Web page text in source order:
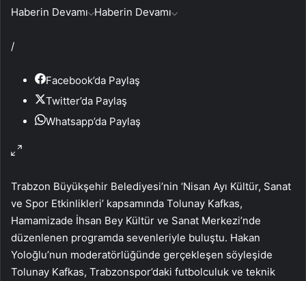
Haberin Devamı Haberin Devamı
/
Facebook’da Paylaş
Twitter’da Paylaş
Whatsapp’da Paylaş
Trabzon Büyükşehir Belediyesi’nin ‘Nisan Ayı Kültür, Sanat
ve Spor Etkinlikleri’ kapsamında Tolunay Kafkas,
Hamamizade İhsan Bey Kültür ve Sanat Merkezi’nde
düzenlenen programda sevenleriyle buluştu. Hakan
Yoloğlu’nun moderatörlüğünde gerçekleşen söyleşide
Tolunay Kafkas, Trabzonspor’daki futbolculuk ve teknik